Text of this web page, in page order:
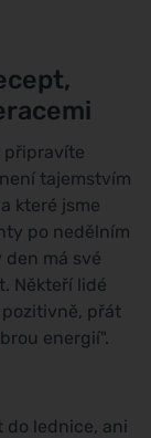
připravíte
tajemstvím
které jsme
po nedělním
den má své
Někteří lidé
přát
energií".
do lednice, ani